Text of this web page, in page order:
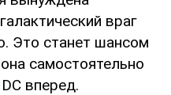
враг
Это станет шансом
самостоятельно
вперед.